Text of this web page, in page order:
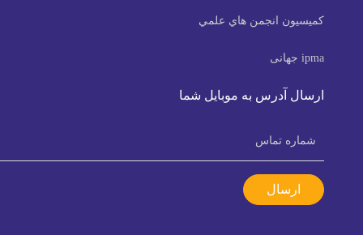
كميسيون انجمن هاي علمي
ipma جهانی
ارسال آدرس به موبایل شما
ارسال